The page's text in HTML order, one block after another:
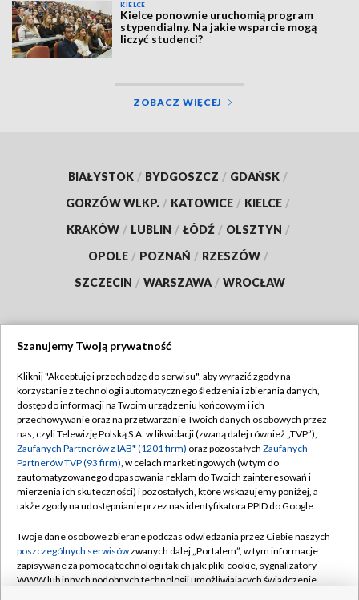
KIELCE
Kielce ponownie uruchomią program
stypendialny. Na jakie wsparcie mogą
liczyć studenci?
ZOBACZ WIĘCEJ
BIAŁYSTOK / BYDGOSZCZ / GDAŃSK /
GORZÓW WLKP. / KATOWICE / KIELCE /
KRAKÓW / LUBLIN / ŁÓDŹ / OLSZTYN /
OPOLE / POZNAŃ / RZESZÓW /
SZCZECIN / WARSZAWA / WROCŁAW
TVP
Abonament TVP
Emisja w TVP
Centrum informacji TVP
Naziemna Telewizja Cyfrowa
Rada Programowa
System NOS
Regulamin TVP
Polityka prywatności
Moje zgody
Pomoc
Kontakt
Szanujemy Twoją prywatność
Kliknij "Akceptuję i przechodzę do serwisu", aby wyrazić zgody na
korzystanie z technologii automatycznego śledzenia i zbierania danych,
dostęp do informacji na Twoim urządzeniu końcowym i ich
przechowywanie oraz na przetwarzanie Twoich danych osobowych przez
nas, czyli Telewizję Polską S.A. w likwidacji (zwaną dalej również „TVP”),
Zaufanych Partnerów z IAB* (1201 firm) oraz pozostałych Zaufanych
Partnerów TVP (93 firm), w celach marketingowych (w tym do
zautomatyzowanego dopasowania reklam do Twoich zainteresowań i
mierzenia ich skuteczności) i pozostałych, które wskazujemy poniżej, a
także zgody na udostępnianie przez nas identyfikatora PPID do Google.
Twoje dane osobowe zbierane podczas odwiedzania przez Ciebie naszych
poszczególnych serwisówzwanych dalej „Portalem”, w tym informacje
zapisywane za pomocą technologii takich jak: pliki cookie, sygnalizatory
WWW lub innych podobnych technologii umożliwiających świadczenie